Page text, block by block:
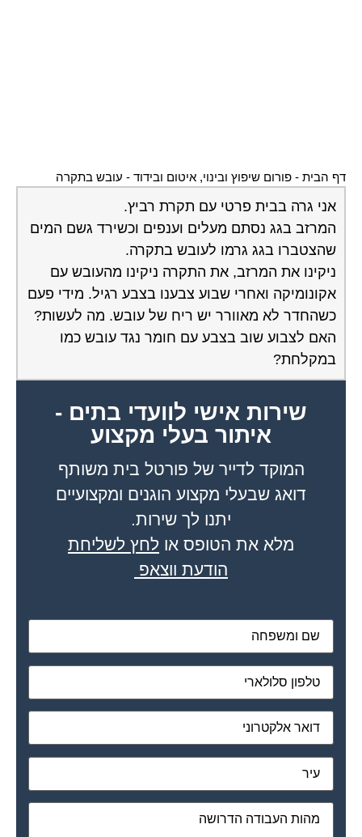
אני גרה בבית פרטי עם תקרת רביץ.
המרזב בגג נסתם מעלים וענפים וכשירד גשם המים
שהצטברו בגג גרמו לעובש בתקרה.
ניקינו את המרזב, את התקרה ניקינו מהעובש עם
אקונומיקה ואחרי שבוע צבענו בצבע רגיל. מידי פעם
כשהחדר לא מאוורר יש ריח של עובש. מה לעשות?
האם לצבוע שוב בצבע עם חומר נגד עובש כמו
במקלחת?
איתור בעלי מקצוע
המוקד לדייר של פורטל בית משותף
דואג שבעלי מקצוע הוגנים ומקצועיים
יתנו לך שירות.
מלא את הטופס אולחץ לשליחת
הודעת ווצאפ